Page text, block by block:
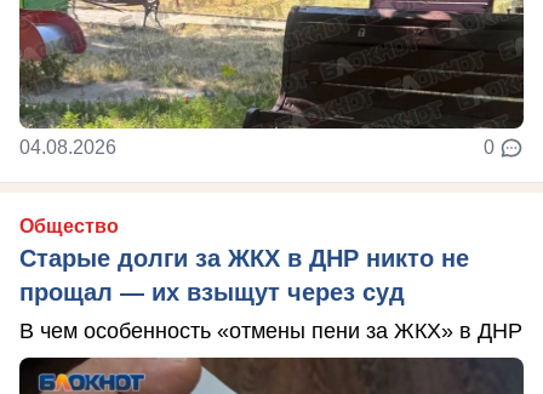
04.08.2026 0
Общество
Старые долги за ЖКХ в ДНР никто не
прощал — их взыщут через суд
В чем особенность «отмены пени за ЖКХ» в ДНР